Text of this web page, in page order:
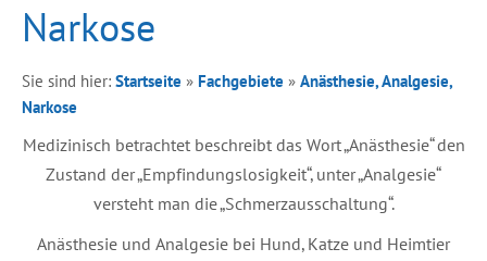
Narkose
Sie sind hier: Startseite » Fachgebiete » Anästhesie, Analgesie,
Narkose
Medizinisch betrachtet beschreibt das Wort „Anästhesie“ den
Zustand der „Empfindungslosigkeit“, unter „Analgesie“
versteht man die „Schmerzausschaltung“.
Anästhesie und Analgesie bei Hund, Katze und Heimtier